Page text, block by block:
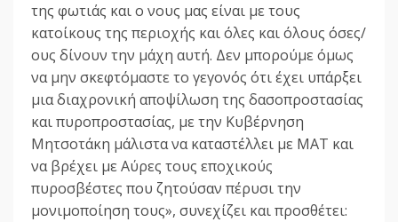
της φωτιάς και ο νους μας είναι με τους
κατοίκους της περιοχής και όλες και όλους όσες/
ους δίνουν την μάχη αυτή. Δεν μπορούμε όμως
να μην σκεφτόμαστε το γεγονός ότι έχει υπάρξει
μια διαχρονική αποψίλωση της δασοπροστασίας
και πυροπροστασίας, με την Κυβέρνηση
Μητσοτάκη μάλιστα να καταστέλλει με ΜΑΤ και
να βρέχει με Αύρες τους εποχικούς
πυροσβέστες που ζητούσαν πέρυσι την
μονιμοποίηση τους», συνεχίζει και προσθέτει: